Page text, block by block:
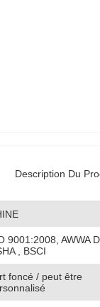
Description Du
9001:2008, AWWA
, BSCI
foncé / peut être